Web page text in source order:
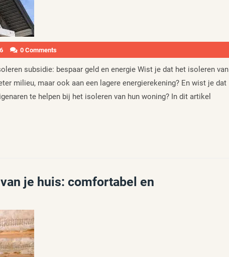
0 Comments
subsidie: bespaar geld en energie Wist je dat het isoleren van
milieu, maar ook aan een lagere energierekening? En wist je dat
te helpen bij het isoleren van hun woning? In dit artikel
je huis: comfortabel en